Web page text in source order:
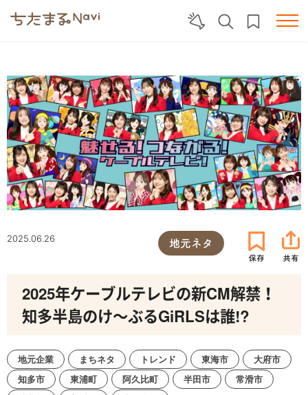
2025.06.26 地元ネタ
2025年ケーブルテレビの新CM解禁！
知多半島のけ～ぶるGiRLSは誰!?
地元企業 まちネタ トレンド 東海市
大府市
知多市
東浦町 阿久比町 半田市
常滑市